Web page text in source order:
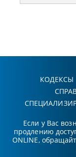
КОДЕКСЫ
Если у Вас
продлению
ONLINE,